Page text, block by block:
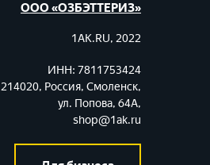
ООО «ОЗБЭТТЕРИЗ»
1AK.RU, 2022
ИНН: 7811753424
214020, Россия, Смоленск,
ул. Попова, 64А,
shop@1ak.ru